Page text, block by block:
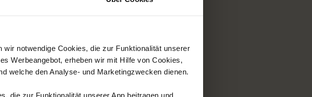
notwendige Cookies, die zur Funktionalität unserer
Werbeangebot, erheben wir mit Hilfe von Cookies,
welche den Analyse- und Marketingzwecken dienen.
die zur Funktionalität unserer App beitragen und
da!
uns täglich von 08:00 - 22:00 Uhr